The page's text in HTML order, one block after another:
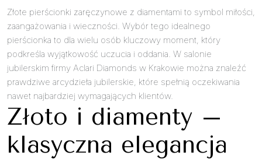
Złote pierścionki zaręczynowe z diamentami to symbol miłości,
zaangażowania i wieczności. Wybór tego idealnego
pierścionka to dla wielu osób kluczowy moment, który
podkreśla wyjątkowość uczucia i oddania. W salonie
jubilerskim firmy Aclari Diamonds w Krakowie można znaleźć
prawdziwe arcydzieła jubilerskie, które spełnią oczekiwania
nawet najbardziej wymagających klientów.
Złoto i diamenty –
klasyczna elegancja